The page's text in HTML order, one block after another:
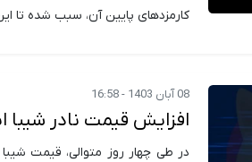
کارمزدهای پایین آن، سبب شده تا
08 آبان 1403 - 16:58
افزایش قیمت نادر شیبا
در طی چهار روز متوالی، قیمت